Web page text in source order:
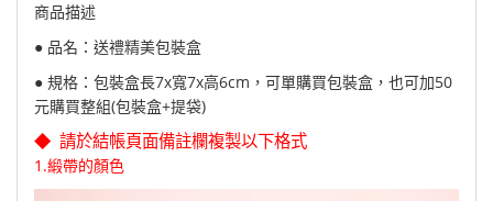
商品描述
● 品名：送禮精美包裝盒
● 規格：包裝盒長7x寬7x高6cm，可單購買包裝盒，也可加50
元購買整組(包裝盒+提袋)
◆ 請於結帳頁面備註欄複製以下格式
1.緞帶的顏色